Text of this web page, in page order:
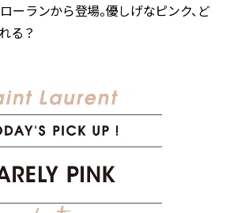
ーランから登場。優しげなピンク、ど
る？